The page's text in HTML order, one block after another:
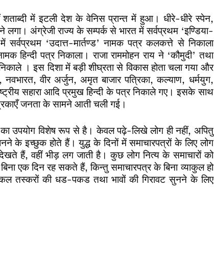
शताब्दी में इटली देश के वेनिस प्रान्त में हुआ। धीरे-धीरे स्पेन,
अंग्रेजी राज्य के सम्पर्क से भारत में सर्वप्रथम ‘इण्डिया-
सर्वप्रथम ‘उदात्त-मार्तण्ड’ नामक पत्र कलकत्ते से निकाला
हिन्दी पत्र निकाला। राजा राममोहन राय ने ‘कौमुदी’ तथा
। इस दिशा में बड़ी शीघ्रता से विकास होता चला गया और
वीर अर्जुन, अमृत बाजार पत्रिका, कल्याण, धर्मयुग,
सहारा आदि प्रमुख हिन्दी के पत्र निकाले गए। इसके साथ
जनता के सामने आती चली गई।
उपयोग विशेष रूप से है। केवल पढ़े-लिखे लोग ही नहीं, अपितु
के इच्छुक होते हैं। युद्ध के दिनों में समाचारपत्रों के लिए लोग
हैं, वहीं भीड़ लग जाती है। कुछ लोग नित्य के समाचारों को
एक दिन रह सकते हैं, किन्तु समाचारपत्र के बिना व्याकुल हो
तस्करों की धड-पकड तथा भावों की गिरावट सुनने के लिए